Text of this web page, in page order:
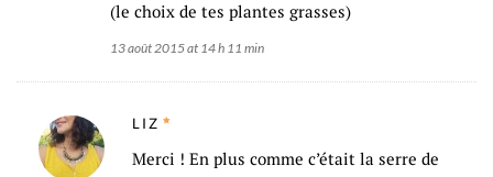
(le choix de tes plantes grasses)
13 août 2015 at 14 h 11 min
LIZ
Merci ! En plus comme c’était la serre de